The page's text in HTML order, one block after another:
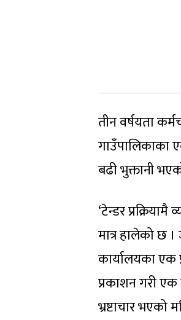
तीन वर्षयता
गाउँपालिकाका
बढी भुक्तानी
‘टेन्डर
मात्र हालेको छ
कार्यालयका एक
प्रकाशन गरी
भ्रष्टाचार